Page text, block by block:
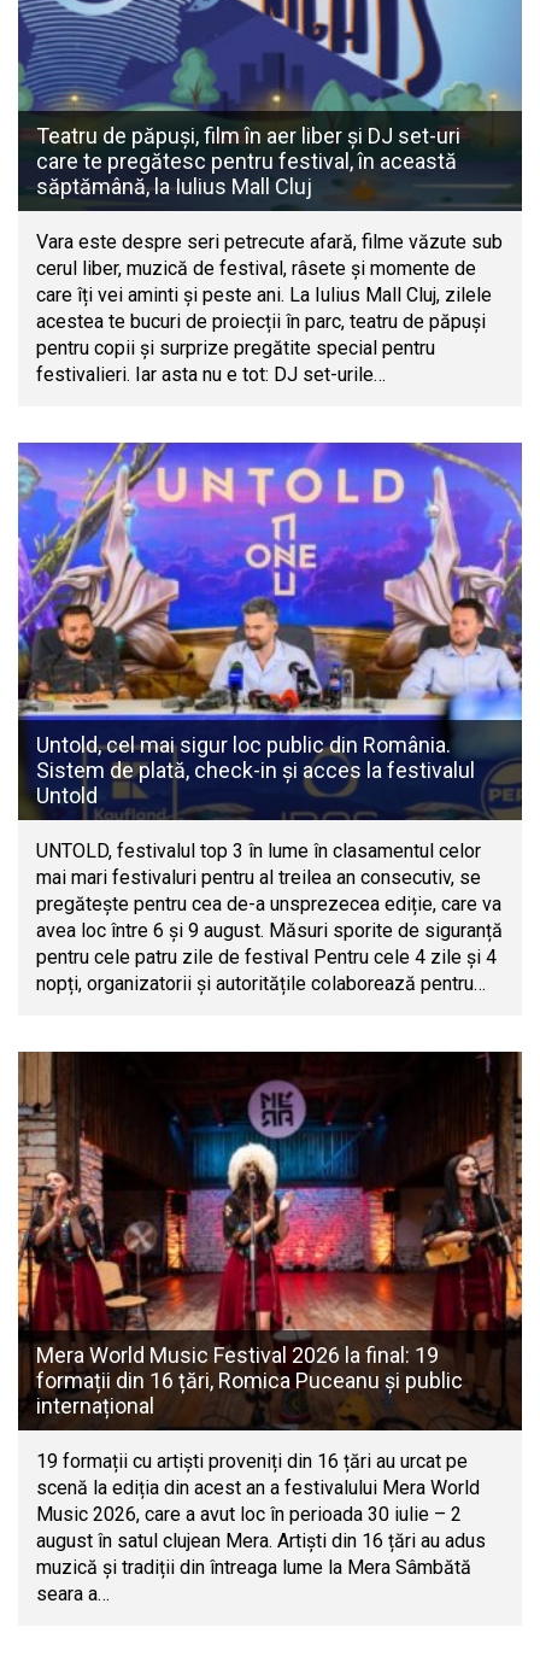
Teatru de păpuși, film în aer liber și DJ set-uri
care te pregătesc pentru festival, în această
săptămână, la Iulius Mall Cluj
Vara este despre seri petrecute afară, filme văzute sub
cerul liber, muzică de festival, râsete și momente de
care îți vei aminti și peste ani. La Iulius Mall Cluj, zilele
acestea te bucuri de proiecții în parc, teatru de păpuși
pentru copii și surprize pregătite special pentru
festivalieri. Iar asta nu e tot: DJ set-urile…
Untold, cel mai sigur loc public din România.
Sistem de plată, check-in și acces la festivalul
Untold
UNTOLD, festivalul top 3 în lume în clasamentul celor
mai mari festivaluri pentru al treilea an consecutiv, se
pregătește pentru cea de-a unsprezecea ediție, care va
avea loc între 6 și 9 august. Măsuri sporite de siguranță
pentru cele patru zile de festival Pentru cele 4 zile și 4
nopți, organizatorii și autoritățile colaborează pentru…
Mera World Music Festival 2026 la final: 19
formații din 16 țări, Romica Puceanu și public
internațional
19 formații cu artiști proveniți din 16 țări au urcat pe
scenă la ediția din acest an a festivalului Mera World
Music 2026, care a avut loc în perioada 30 iulie – 2
august în satul clujean Mera. Artiști din 16 țări au adus
muzică și tradiții din întreaga lume la Mera Sâmbătă
seara a…